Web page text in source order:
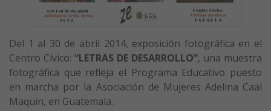
Del 1 al 30 de abril 2014, exposición fotográfica en el
Centro Cívico: “LETRAS DE DESARROLLO”, una muestra
fotográfica que refleja el Programa Educativo puesto
en marcha por la Asociación de Mujeres Adelina Caal
Maquín, en Guatemala.